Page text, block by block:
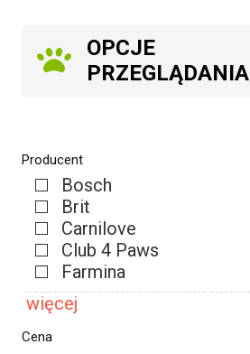
OPCJE
PRZEGLĄDANIA
Producent
Bosch
Brit
Carnilove
Club 4 Paws
Farmina
więcej
Cena